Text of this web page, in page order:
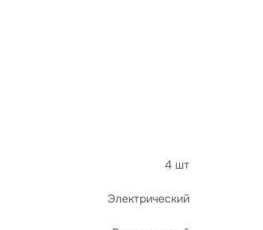
4 шт
Электрический